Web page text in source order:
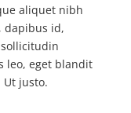
aliquet nibh
dapibus id,
leo, eget blandit
justo.